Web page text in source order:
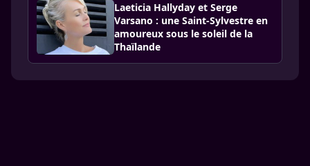
Laeticia Hallyday et Serge
Varsano : une Saint-Sylvestre en
amoureux sous le soleil de la
Thaïlande